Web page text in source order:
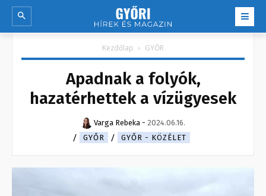
Kezdőlap GYŐR
Apadnak a folyók,
hazatérhettek a vízügyesek
Varga Rebeka - 2024.06.16.
GYŐR
GYŐR - KÖZÉLET